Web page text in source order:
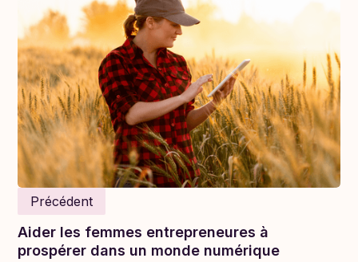
Chaque chiffre raconte une histoire, et
le recensement 2025 de Consoeurs en
Affaires en a plein à raconter.
Pour la deuxième année de suite, on a demandé à
nos membres de remplir un questionnaire détaillé
pour nous aider à améliorer nos programmes.
Avec un taux de réponse de 28,7 % (plus élevé
Précédent
Aider les femmes entrepreneures à
prospérer dans un monde numérique